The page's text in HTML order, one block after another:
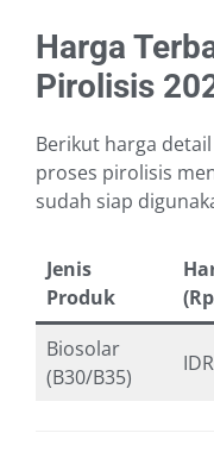
Harga
Pirolisis
Berikut harga
proses pirolisis
sudah siap
Jenis
Produk
Biosolar
(B30/B35)